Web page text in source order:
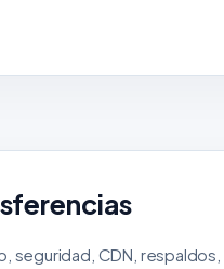
CDN, respaldos,